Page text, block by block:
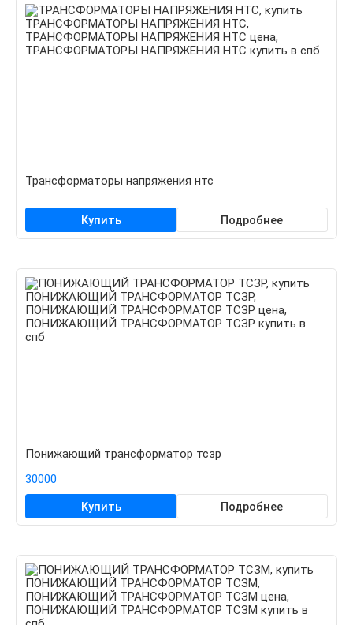
Трансформаторы напряжения нтс
Купить Подробнее
Понижающий трансформатор тсзр
30000
Купить Подробнее